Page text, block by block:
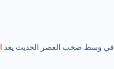
في وسط صخب العصر الحديث يعد